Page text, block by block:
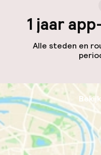
1 jaar
Alle steden en